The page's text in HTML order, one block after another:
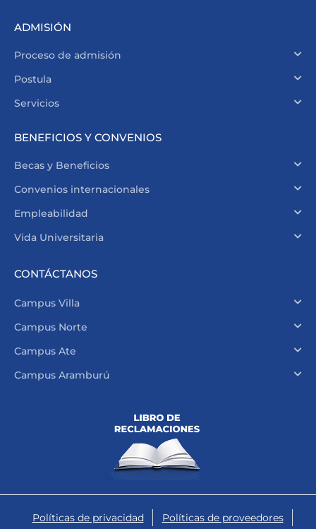
ADMISIÓN
Proceso de admisión
Postula
Servicios
BENEFICIOS Y CONVENIOS
Becas y Beneficios
Convenios internacionales
Empleabilidad
Vida Universitaria
CONTÁCTANOS
Campus Villa
Campus Norte
Campus Ate
Campus Aramburú
Políticas de privacidad
Políticas de proveedores